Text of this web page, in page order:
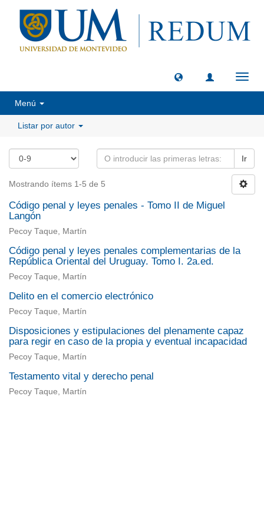
Menú
Listar por autor
Ir
Mostrando ítems 1-5 de 5
Código penal y leyes penales - Tomo II de Miguel
Langón
Pecoy Taque, Martín
Código penal y leyes penales complementarias de la
República Oriental del Uruguay. Tomo I. 2a.ed.
Pecoy Taque, Martín
Delito en el comercio electrónico
Pecoy Taque, Martín
Disposiciones y estipulaciones del plenamente capaz
para regir en caso de la propia y eventual incapacidad
Pecoy Taque, Martín
Testamento vital y derecho penal
Pecoy Taque, Martín